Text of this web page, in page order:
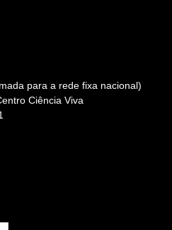
para a rede fixa nacional)
Ciência Viva